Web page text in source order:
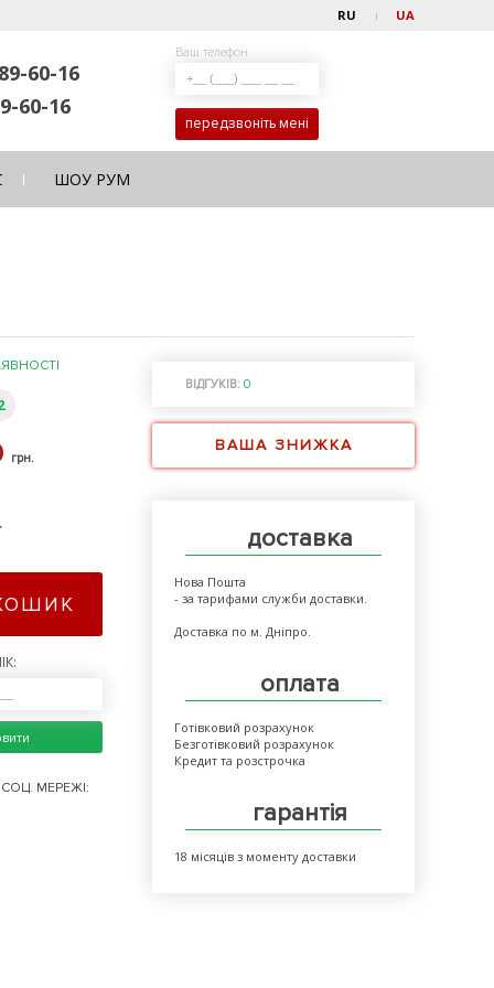
RU UA
60-16
60-16
Ваш телефон
передзвоніть мені
ШОУ РУМ
грн.
МЕРЕЖІ:
ВІДГУКІВ: 0
ВАША ЗНИЖКА
доставка
Нова Пошта
- за тарифами служби доставки.
Доставка по м. Дніпро.
оплата
Готівковий розрахунок
Безготівковий розрахунок
Кредит та розстрочка
гарантія
18 місяців з моменту доставки